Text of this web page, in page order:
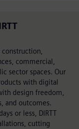
commercial,
sector spaces. Our
with digital
design freedom,
and outcomes.
or less, DIRTT
cutting